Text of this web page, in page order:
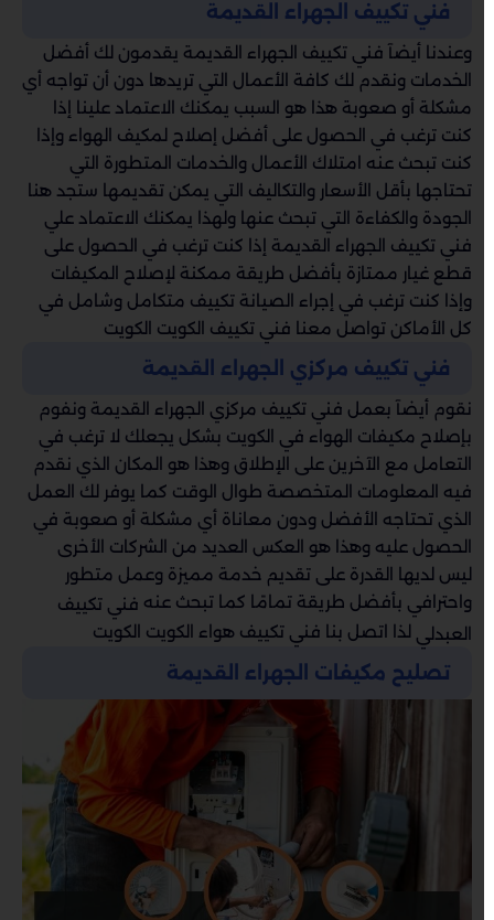
فني تكييف الجهراء القديمة
وعندنا أيضآ فني تكييف الجهراء القديمة يقدمون لك أفضل
الخدمات ونقدم لك كافة الأعمال التي تريدها دون أن تواجه أي
مشكلة أو صعوبة هذا هو السبب يمكنك الاعتماد علينا إذا
كنت ترغب في الحصول على أفضل إصلاح لمكيف الهواء وإذا
كنت تبحث عنه امتلاك الأعمال والخدمات المتطورة التي
تحتاجها بأقل الأسعار والتكاليف التي يمكن تقديمها ستجد هنا
الجودة والكفاءة التي تبحث عنها ولهذا يمكنك الاعتماد علي
فني تكييف الجهراء القديمة إذا كنت ترغب في الحصول على
قطع غيار ممتازة بأفضل طريقة ممكنة لإصلاح المكيفات
وإذا كنت ترغب في إجراء الصيانة تكييف متكامل وشامل في
كل الأماكن تواصل معنا فني تكييف الكويت الكويت
فني تكييف مركزي الجهراء القديمة
نقوم أيضآ بعمل فني تكييف مركزي الجهراء القديمة ونفوم
بإصلاح مكيفات الهواء في الكويت بشكل يجعلك لا ترغب في
التعامل مع الآخرين على الإطلاق وهذا هو المكان الذي نقدم
فيه المعلومات المتخصصة طوال الوقت كما يوفر لك العمل
الذي تحتاجه الأفضل ودون معاناة أي مشكلة أو صعوبة في
الحصول عليه وهذا هو العكس العديد من الشركات الأخرى
ليس لديها القدرة على تقديم خدمة مميزة وعمل متطور
واحترافي بأفضل طريقة تمامًا كما تبحث عنهفني تكييف
العبدلي لذا اتصل بنا فني تكييف هواء الكويت الكويت
تصليح مكيفات الجهراء القديمة